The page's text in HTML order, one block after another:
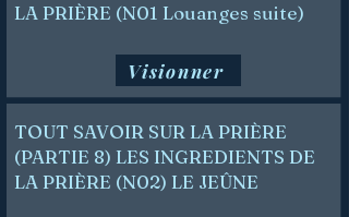
LA PRIÈRE (N01 Louanges suite)
Visionner
TOUT SAVOIR SUR LA PRIÈRE
(PARTIE 8) LES INGREDIENTS DE
LA PRIÈRE (N02) LE JEÛNE